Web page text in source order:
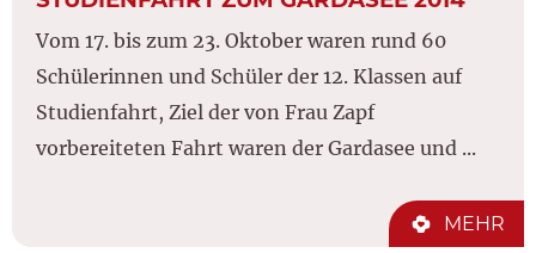
Vom 17. bis zum 23. Oktober waren rund 60
Schülerinnen und Schüler der 12. Klassen auf
Studienfahrt, Ziel der von Frau Zapf
vorbereiteten Fahrt waren der Gardasee und ...
MEHR